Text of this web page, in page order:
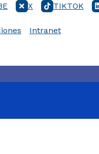
X TIKTOK
Intranet